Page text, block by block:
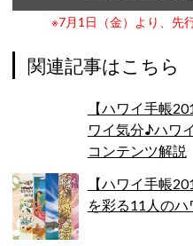
※7月1日（金）より、先
関連記事はこちら
【ハワイ手帳
ワイ気分♪ハワ
コンテンツ解説
【ハワイ手帳
を彩る11人の